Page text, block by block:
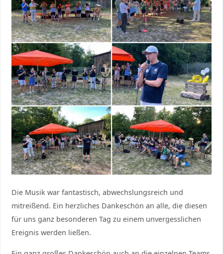
Die Musik war fantastisch, abwechslungsreich und
mitreißend. Ein herzliches Dankeschön an alle, die diesen
für uns ganz besonderen Tag zu einem unvergesslichen
Ereignis werden ließen.